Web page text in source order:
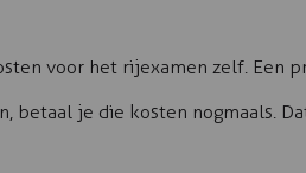
voor het rijexamen zelf. Een
betaal je die kosten nogmaals.